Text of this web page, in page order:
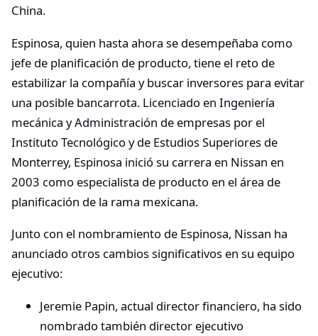
China.
Espinosa, quien hasta ahora se desempeñaba como
jefe de planificación de producto, tiene el reto de
estabilizar la compañía y buscar inversores para evitar
una posible bancarrota. Licenciado en Ingeniería
mecánica y Administración de empresas por el
Instituto Tecnológico y de Estudios Superiores de
Monterrey, Espinosa inició su carrera en Nissan en
2003 como especialista de producto en el área de
planificación de la rama mexicana.
Junto con el nombramiento de Espinosa, Nissan ha
anunciado otros cambios significativos en su equipo
ejecutivo:
Jeremie Papin, actual director financiero, ha sido
nombrado también director ejecutivo